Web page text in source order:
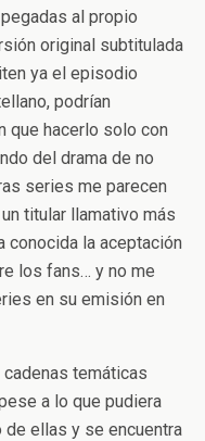
al propio
original subtitulada
ya el episodio
podrían
que hacerlo solo con
del drama de no
series me parecen
titular llamativo más
conocida la aceptación
los fans… y no me
en su emisión en
temáticas
a lo que pudiera
de ellas y se encuentra